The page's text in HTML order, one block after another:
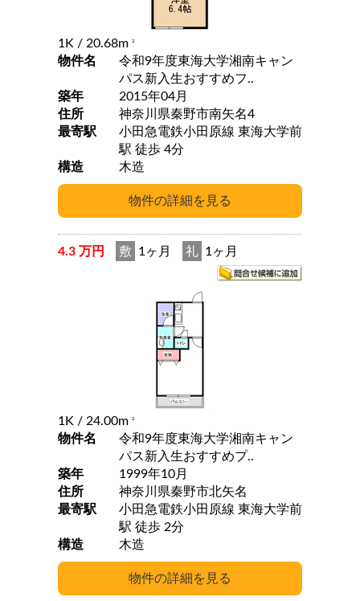
1K / 20.68m 2
物件名
令和9年度東海大学湘南キャン
パス新入生おすすめフ..
築年
2015年04月
住所
神奈川県秦野市南矢名4
最寄駅
小田急電鉄小田原線 東海大学前
駅 徒歩 4分
構造
木造
4.3 万円 敷 1ヶ月 礼 1ヶ月
1K / 24.00m 2
物件名
令和9年度東海大学湘南キャン
パス新入生おすすめプ..
築年
1999年10月
住所
神奈川県秦野市北矢名
最寄駅
小田急電鉄小田原線 東海大学前
駅 徒歩 2分
構造
木造